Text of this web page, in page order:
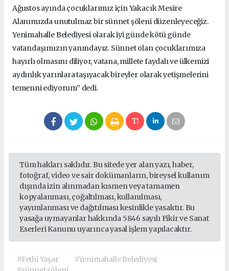
Ağustos ayında çocuklarımız için Yakacık Mesire
Alanımızda unutulmaz bir sünnet şöleni düzenleyeceğiz.
Yenimahalle Belediyesi olarak iyi günde kötü günde
vatandaşımızın yanındayız. Sünnet olan çocuklarımıza
hayırlı olmasını diliyor, vatana, millete faydalı ve ülkemizi
aydınlık yarınlara taşıyacak bireyler olarak yetişmelerini
temenni ediyorum” dedi.
Tüm hakları saklıdır. Bu sitede yer alan yazı, haber,
fotoğraf, video ve sair dokümanların, bireysel kullanım
dışında izin alınmadan kısmen veya tamamen
kopyalanması, çoğaltılması, kullanılması,
yayımlanması ve dağıtılması kesinlikle yasaktır. Bu
yasağa uymayanlar hakkında 5846 sayılı Fikir ve Sanat
Eserleri Kanunu uyarınca yasal işlem yapılacaktır.
#Fethi Yaşar
#Yenimahalle Belediyesi